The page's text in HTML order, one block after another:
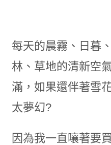
每天的晨霧、日暮
林、草地的清新空
滿，如果還伴著雪
太夢幻?
因為我一直嚷著要